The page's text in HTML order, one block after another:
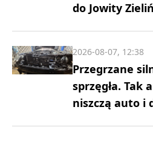
do Jowity
Przegrzane
sprzęgła. Tak
niszczą auto i
2026-08-07, 12:38